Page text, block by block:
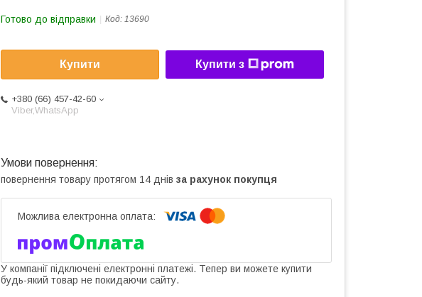
Готово до відправки Код: 13690
Купити Купити з
+380 (66) 457-42-60
Viber,WhatsApp
повернення товару протягом 14 днів за рахунок покупця
У компанії підключені електронні платежі. Тепер ви можете купити
будь-який товар не покидаючи сайту.